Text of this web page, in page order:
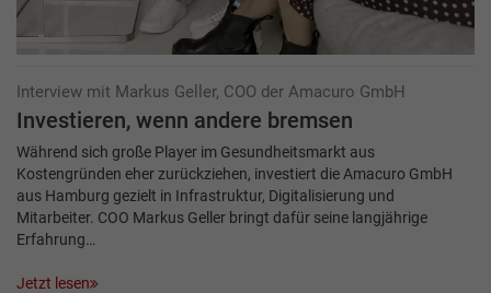
Interview mit Markus Geller, COO der Amacuro GmbH
Investieren, wenn andere bremsen
Während sich große Player im Gesundheitsmarkt aus
Kostengründen eher zurückziehen, investiert die Amacuro GmbH
aus Hamburg gezielt in Infrastruktur, Digitalisierung und
Mitarbeiter. COO Markus Geller bringt dafür seine langjährige
Erfahrung…
Jetzt lesen